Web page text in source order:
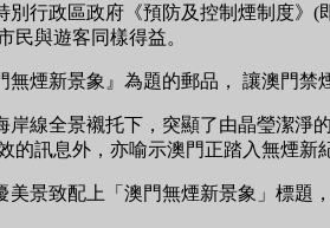
行政區政府《預防及控制煙制度》
民與遊客同樣得益。
煙新景象』為題的郵品， 讓澳門禁
線全景襯托下，突顯了由晶瑩潔
訊息外，亦喻示澳門正踏入無煙新
景致配上「澳門無煙新景象」標